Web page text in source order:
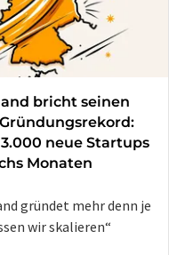
bricht seinen
neue Startups
Monaten
gründet mehr denn je
wir skalieren“